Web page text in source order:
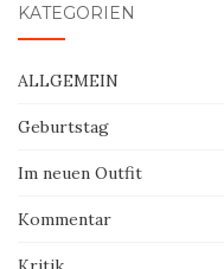
KATEGORIEN
ALLGEMEIN
Geburtstag
Im neuen Outfit
Kommentar